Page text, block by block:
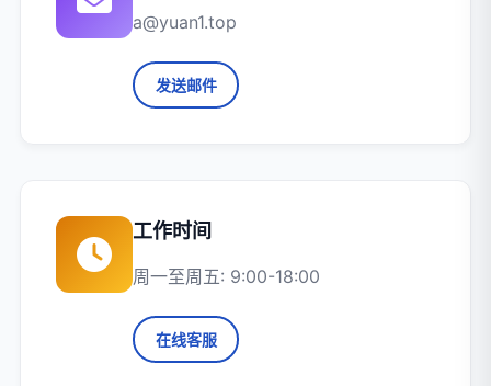
a@yuan1.top
发送邮件
工作时间
周一至周五: 9:00-18:00
在线客服